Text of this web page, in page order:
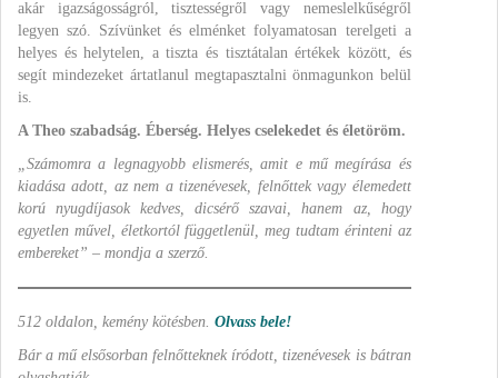
akár igazságosságról, tisztességről vagy nemeslelkűségről
legyen szó. Szívünket és elménket folyamatosan terelgeti a
helyes és helytelen, a tiszta és tisztátalan értékek között, és
segít mindezeket ártatlanul megtapasztalni önmagunkon belül
is.
A Theo szabadság. Éberség. Helyes cselekedet és életöröm.
„Számomra a legnagyobb elismerés, amit e mű megírása és
kiadása adott, az nem a tizenévesek, felnőttek vagy élemedett
korú nyugdíjasok kedves, dicsérő szavai, hanem az, hogy
egyetlen művel, életkortól függetlenül, meg tudtam érinteni az
embereket” – mondja a szerző.
512 oldalon, kemény kötésben. Olvass bele!
Bár a mű elsősorban felnőtteknek íródott, tizenévesek is bátran